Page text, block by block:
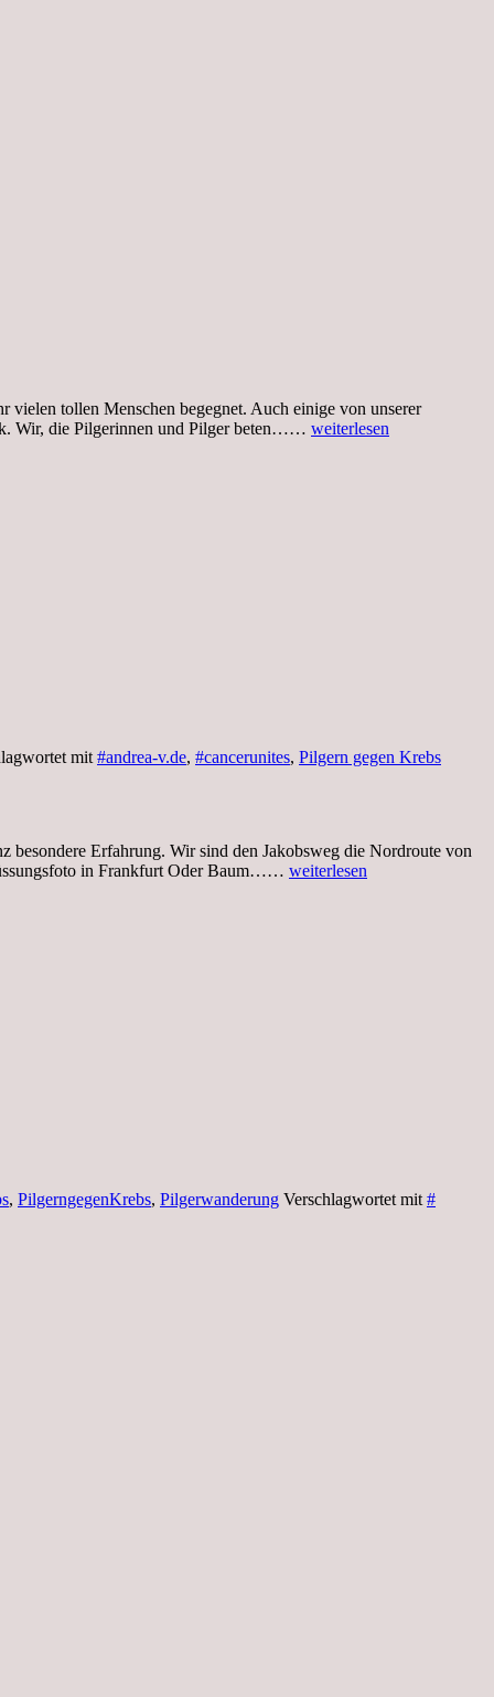
tollen Menschen begegnet. Auch einige von unserer
Wir, die Pilgerinnen und Pilger beten…… Sonntag,
weiterlesen
mit#andrea-v.de, #cancerunites, Pilgern gegen Krebs
besondere Erfahrung. Wir sind den Jakobsweg die Nordroute von
in Frankfurt Oder Baum…… Donnerstag,
weiterlesen
, PilgerngegenKrebs, Pilgerwanderung Verschlagwortet mit #